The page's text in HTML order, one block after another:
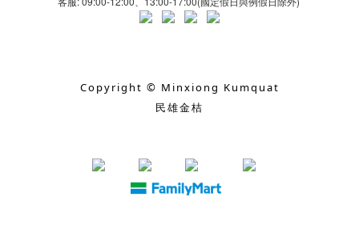
Copyright © Minxiong Kumquat
民雄金桔